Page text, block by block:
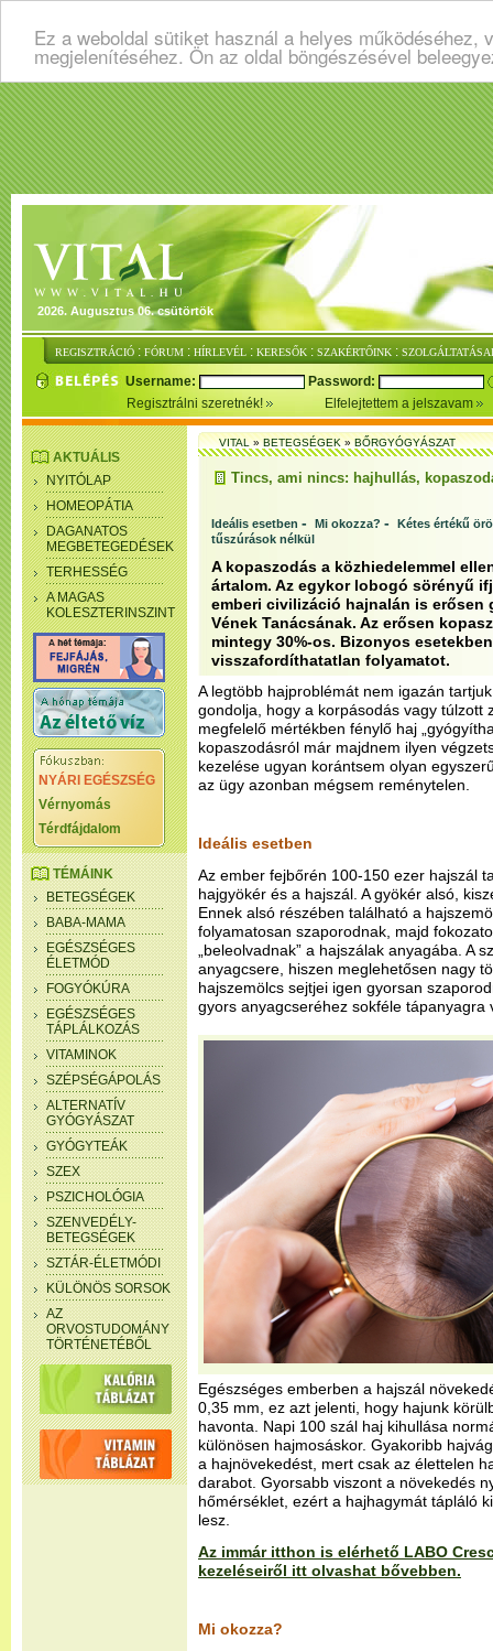
Ez a weboldal sütiket használ a helyes
megjelenítéséhez. Ön az oldal böngészésével
2026. Augusztus 06. csütörtök
REGISZTRÁCIÓ : FÓRUM : HÍRLEVÉL : KERESŐK : SZAKÉRTŐINK :
Username:
Password:
Regisztrálni szeretnék!
Elfelejtettem a jelszavam
AKTUÁLIS
NYITÓLAP
HOMEOPÁTIA
DAGANATOS
MEGBETEGEDÉSEK
TERHESSÉG
A MAGAS
KOLESZTERINSZINT
NYÁRI EGÉSZSÉG
Vérnyomás
Térdfájdalom
TÉMÁINK
BETEGSÉGEK
BABA-MAMA
EGÉSZSÉGES
ÉLETMÓD
FOGYÓKÚRA
EGÉSZSÉGES
TÁPLÁLKOZÁS
VITAMINOK
SZÉPSÉGÁPOLÁS
ALTERNATÍV
GYÓGYÁSZAT
GYÓGYTEÁK
SZEX
PSZICHOLÓGIA
SZENVEDÉLY-
BETEGSÉGEK
SZTÁR-ÉLETMÓDI
KÜLÖNÖS SORSOK
AZ
ORVOSTUDOMÁNY
TÖRTÉNETÉBŐL
VITAL»BETEGSÉGEK»BŐRGYÓGYÁSZAT
Tincs, ami nincs: hajhullás,
Ideális esetben - Mi okozza? - Kétes értékű
tűszúrások nélkül
A kopaszodás a közhiedelemmel
ártalom. Az egykor lobogó sörényű
emberi civilizáció hajnalán is erősen
Vének Tanácsának. Az erősen
mintegy 30%-os. Bizonyos
visszafordíthatatlan folyamatot.
A legtöbb hajproblémát nem igazán
gondolja, hogy a korpásodás vagy túlzott
megfelelő mértékben fénylő haj
kopaszodásról már majdnem ilyen
kezelése ugyan korántsem olyan
az ügy azonban mégsem reménytelen.
Ideális esetben
Az ember fejbőrén 100-150 ezer hajszál
hajgyökér és a hajszál. A gyökér alsó,
Ennek alsó részében található a
folyamatosan szaporodnak, majd
„beleolvadnak” a hajszálak anyagába. A
anyagcsere, hiszen meglehetősen nagy
hajszemölcs sejtjei igen gyorsan
gyors anyagcseréhez sokféle tápanyagra
Egészséges emberben a hajszál
0,35 mm, ez azt jelenti, hogy hajunk
havonta. Napi 100 szál haj kihullása
különösen hajmosáskor. Gyakoribb
a hajnövekedést, mert csak az élettelen
darabot. Gyorsabb viszont a növekedés
hőmérséklet, ezért a hajhagymát tápláló
lesz.
Az immár itthon is elérhető LABO
kezeléseiről itt olvashat bővebben.
Mi okozza?